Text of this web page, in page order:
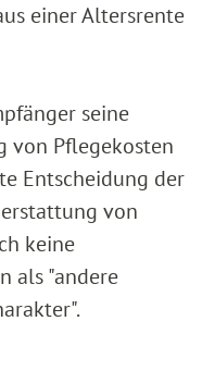
einer Altersrente
seine
von Pflegekosten
Entscheidung der
von
keine
als "andere